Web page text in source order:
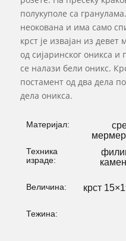
полукуполе са
неокована и има само
крст је извајан из девет
од сијаринског оникса
се налази бели оникс.
постамент од два дела
дела оникса.
Материјал:
Техника
израде:
Величина:
крст
Тежина: